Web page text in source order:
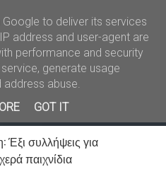
Kral News
Έξι συλλήψεις για
παιχνίδια
to deliver its services
address and user-agent are
performance and security
generate usage
abuse.
GOT IT